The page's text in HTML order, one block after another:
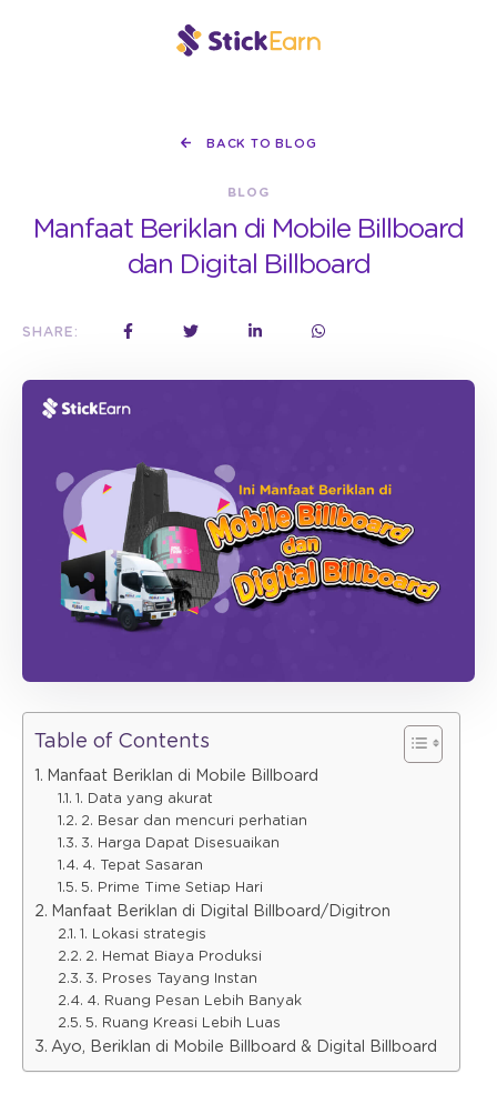
BACK TO BLOG
BLOG
Manfaat Beriklan di Mobile Billboard
dan Digital Billboard
SHARE:
Table of Contents
Manfaat Beriklan di Mobile Billboard
1. Data yang akurat
2. Besar dan mencuri perhatian
3. Harga Dapat Disesuaikan
4. Tepat Sasaran
5. Prime Time Setiap Hari
Manfaat Beriklan di Digital Billboard/Digitron
1. Lokasi strategis
2. Hemat Biaya Produksi
3. Proses Tayang Instan
4. Ruang Pesan Lebih Banyak
5. Ruang Kreasi Lebih Luas
Ayo, Beriklan di Mobile Billboard & Digital Billboard